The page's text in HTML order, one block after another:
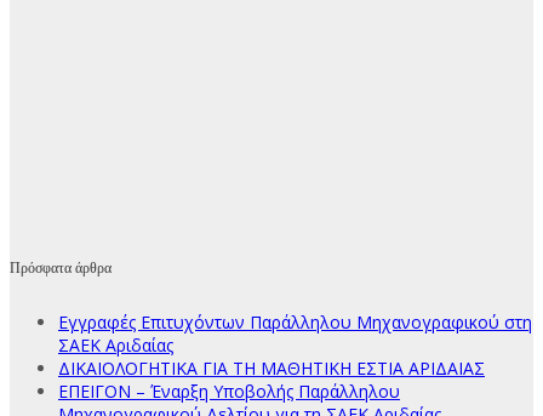
Πρόσφατα άρθρα
Εγγραφές Επιτυχόντων Παράλληλου Μηχανογραφικού στη
ΣΑΕΚ Αριδαίας
ΔΙΚΑΙΟΛΟΓΗΤΙΚΑ ΓΙΑ ΤΗ ΜΑΘΗΤΙΚΗ ΕΣΤΙΑ ΑΡΙΔΑΙΑΣ
ΕΠΕΙΓΟΝ – Έναρξη Υποβολής Παράλληλου